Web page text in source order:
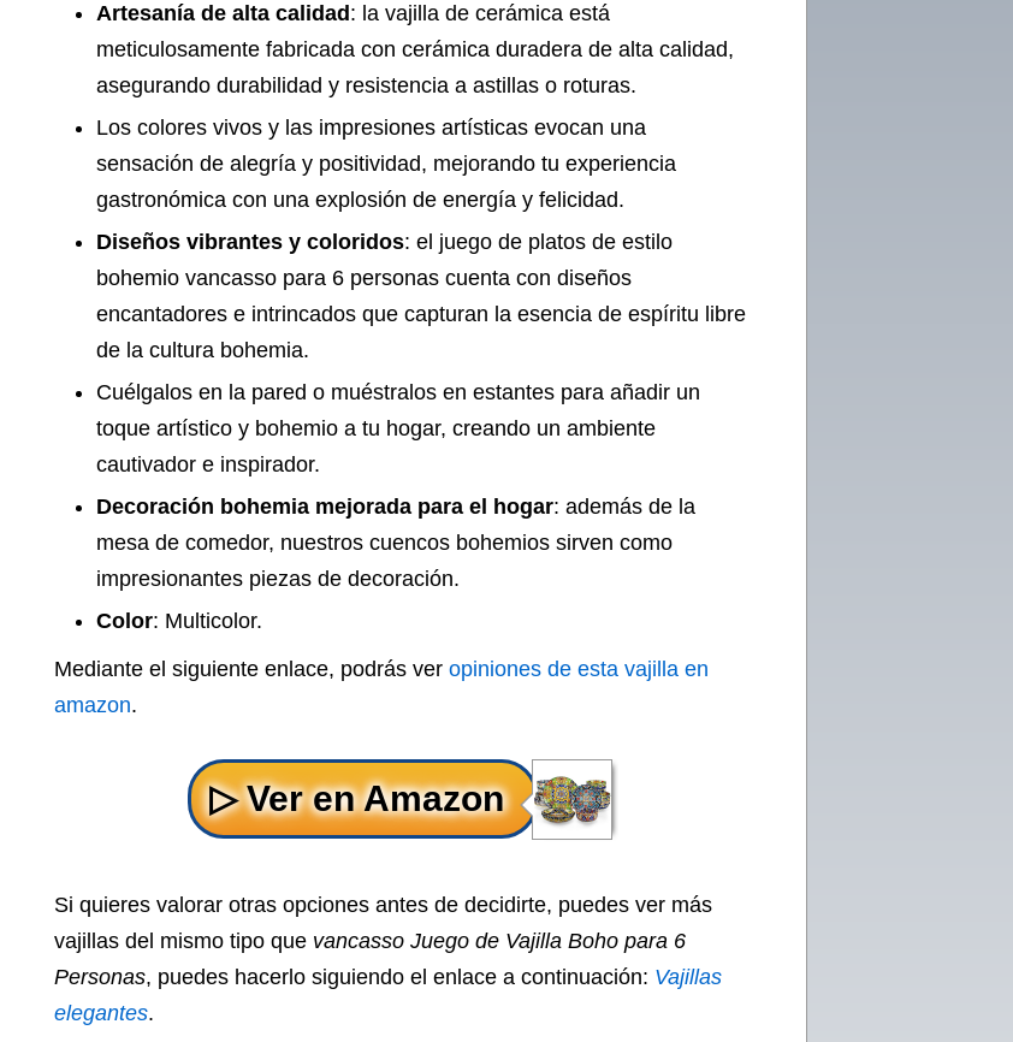
Artesanía de alta calidad : la vajilla de cerámica está
meticulosamente fabricada con cerámica duradera de alta calidad,
asegurando durabilidad y resistencia a astillas o roturas.
Los colores vivos y las impresiones artísticas evocan una
sensación de alegría y positividad, mejorando tu experiencia
gastronómica con una explosión de energía y felicidad.
Diseños vibrantes y coloridos: el juego de platos de estilo
bohemio vancasso para 6 personas cuenta con diseños
encantadores e intrincados que capturan la esencia de espíritu libre
de la cultura bohemia.
Cuélgalos en la pared o muéstralos en estantes para añadir un
toque artístico y bohemio a tu hogar, creando un ambiente
cautivador e inspirador.
Decoración bohemia mejorada para el hogar: además de la
mesa de comedor, nuestros cuencos bohemios sirven como
impresionantes piezas de decoración.
Color: Multicolor.
Mediante el siguiente enlace, podrás ver opiniones de esta vajilla en
amazon.
Si quieres valorar otras opciones antes de decidirte, puedes ver más
vajillas del mismo tipo que vancasso Juego de Vajilla Boho para 6
Personas, puedes hacerlo siguiendo el enlace a continuación: Vajillas
elegantes.